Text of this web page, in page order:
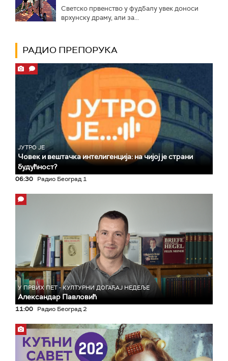
Светско првенство у фудбалу увек доноси
врхунску драму, али за...
РАДИО ПРЕПОРУКА
ЈУТРО ЈЕ
Човек и вештачка интелигенција: на чијој је страни
будућност?
06:30 Радио Београд 1
У ПРВИХ ПЕТ - КУЛТУРНИ ДОГАЂАЈ НЕДЕЉЕ
Александар Павловић
11:00 Радио Београд 2